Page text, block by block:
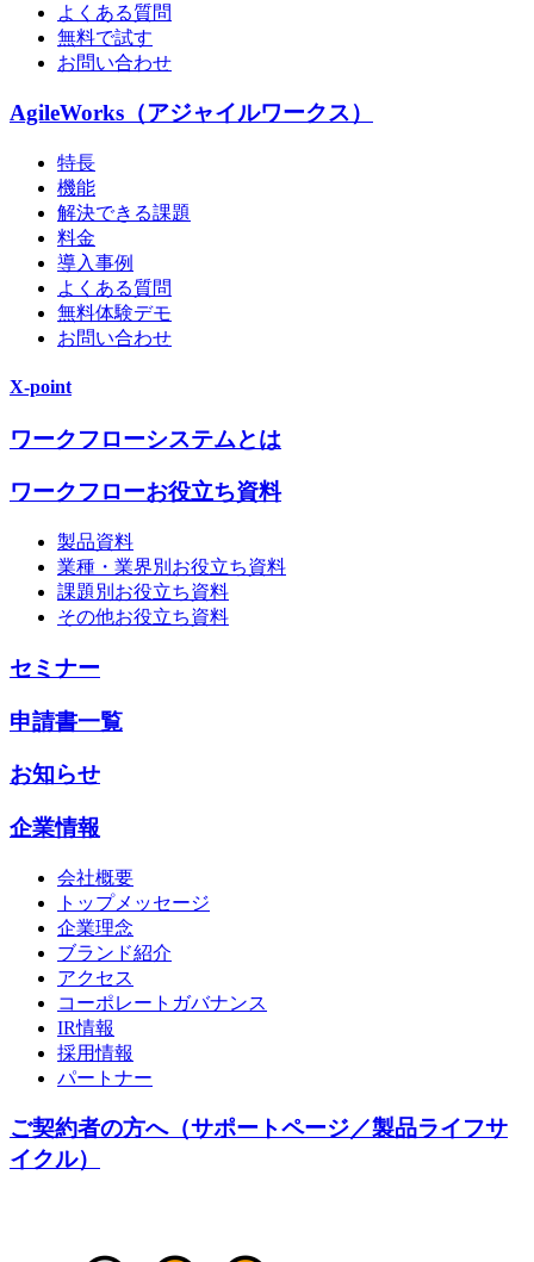
よくある質問
無料で試す
お問い合わせ
AgileWorks（アジャイルワークス）
特長
機能
解決できる課題
料金
導入事例
よくある質問
無料体験デモ
お問い合わせ
X-point
ワークフローシステムとは
ワークフローお役立ち資料
製品資料
業種・業界別お役立ち資料
課題別お役立ち資料
その他お役立ち資料
セミナー
申請書一覧
お知らせ
企業情報
会社概要
トップメッセージ
企業理念
ブランド紹介
アクセス
コーポレートガバナンス
IR情報
採用情報
パートナー
ご契約者の方へ（サポートページ／製品ライフサ
イクル）